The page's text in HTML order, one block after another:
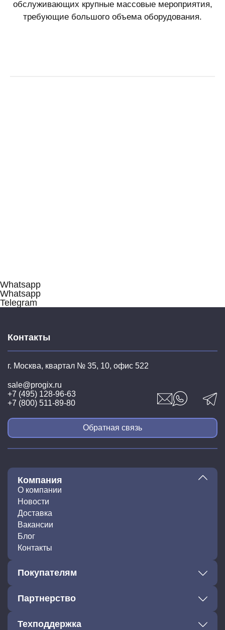
обслуживающих крупные массовые мероприятия,
требующие большого объема оборудования.
Контакты
г. Москва, квартал № 35, 10, офис 522
sale@progix.ru
+7 (495) 128-96-63
+7 (800) 511-89-80
Обратная связь
Компания
О компании
Новости
Доставка
Вакансии
Блог
Контакты
Покупателям
Партнерство
Техподдержка
Whatsapp
Whatsapp
Telegram